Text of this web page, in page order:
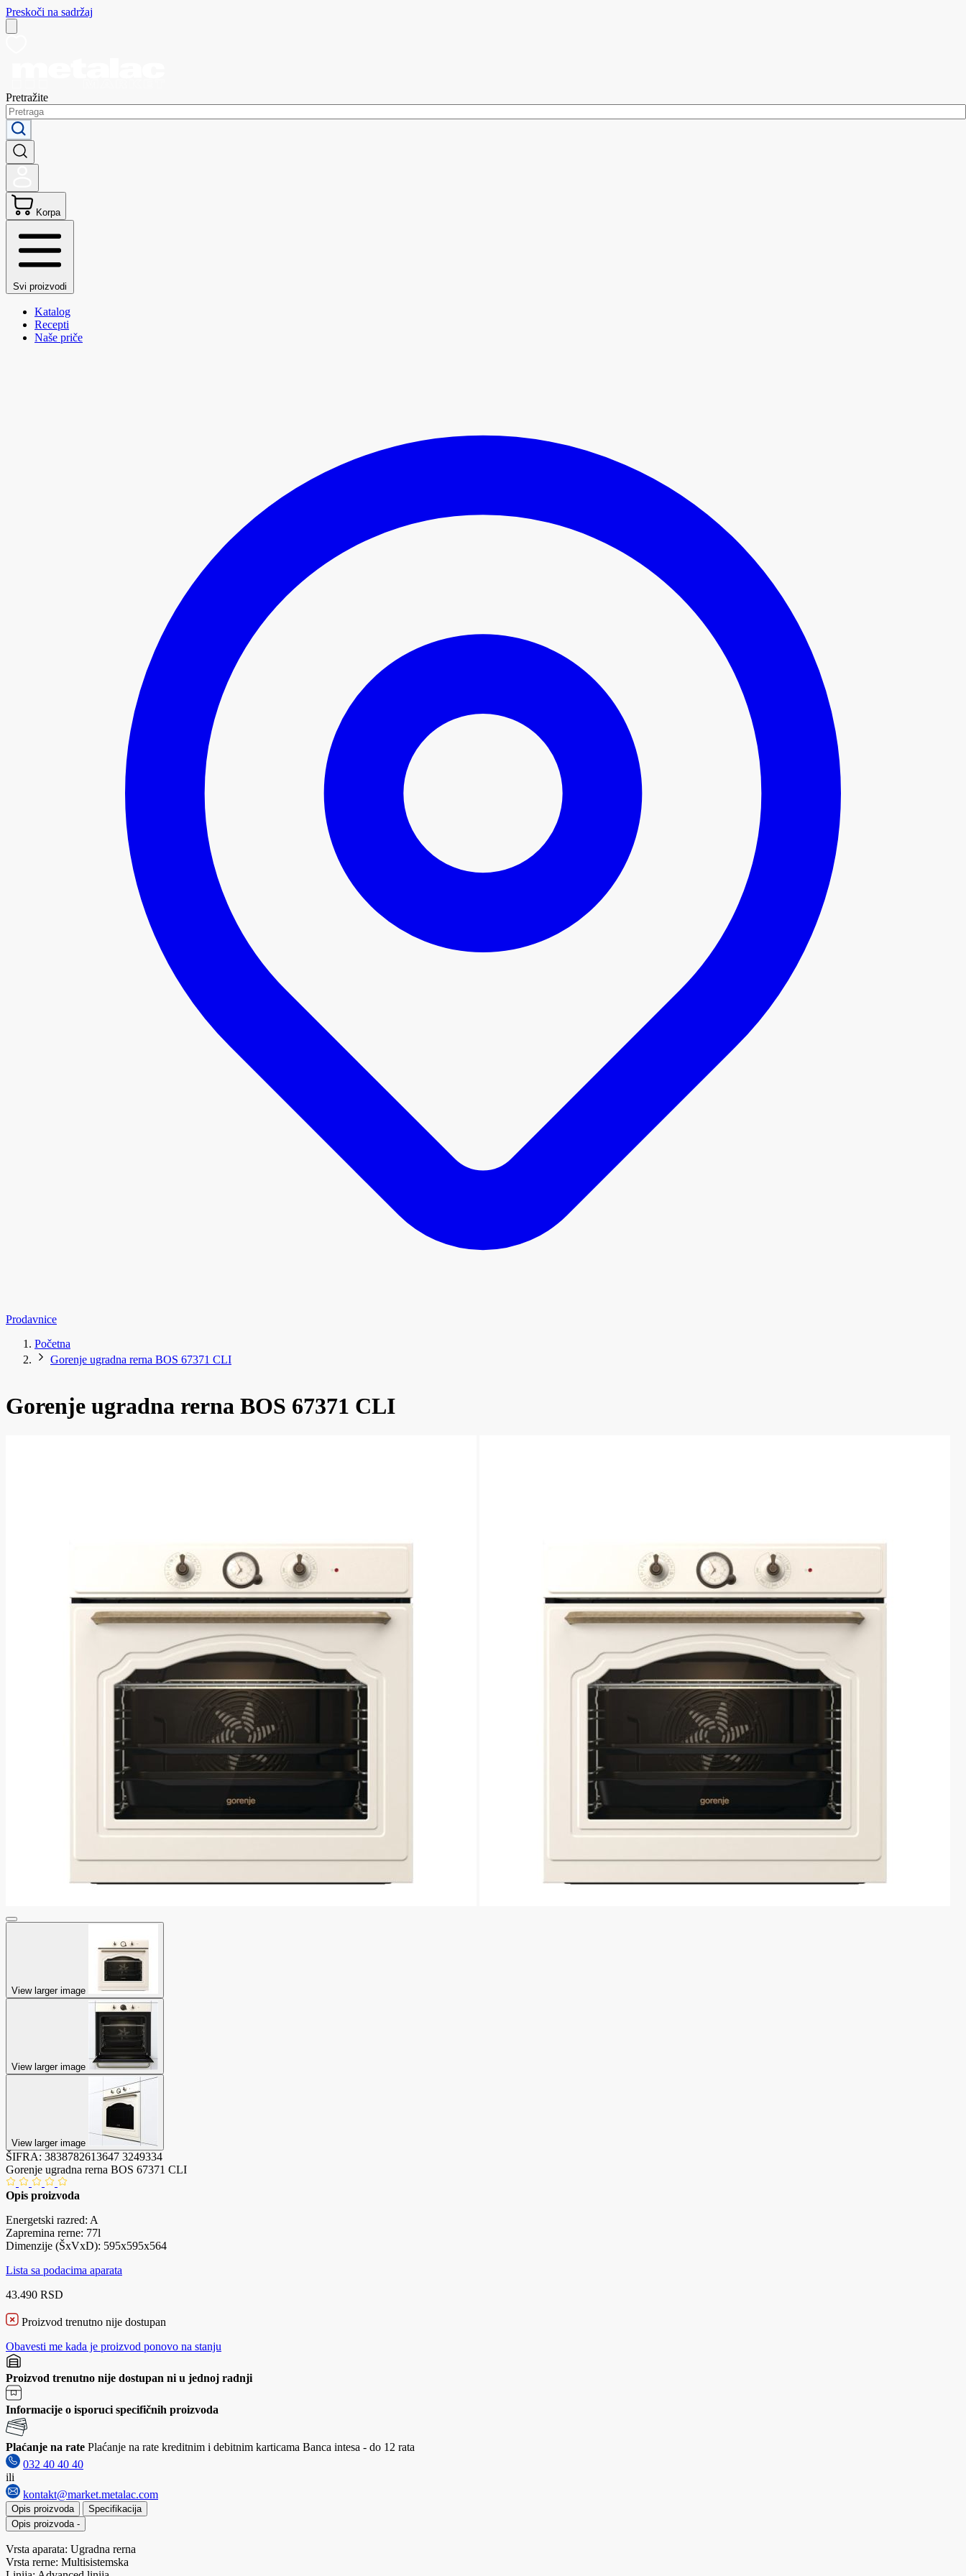
Preskoči na sadržaj
Pretražite
Korpa
Svi proizvodi
Katalog
Recepti
Naše priče
Prodavnice
Početna
Gorenje ugradna rerna BOS 67371 CLI
Gorenje ugradna rerna BOS 67371 CLI
View larger image
View larger image
View larger image
ŠIFRA: 3838782613647 3249334
Gorenje ugradna rerna BOS 67371 CLI
Opis proizvoda
Energetski razred: A
Zapremina rerne: 77l
Dimenzije (ŠxVxD): 595x595x564
Lista sa podacima aparata
43.490 RSD
Proizvod trenutno nije dostupan
Obavesti me kada je proizvod ponovo na stanju
Proizvod trenutno nije dostupan ni u jednoj radnji
Informacije o isporuci specifičnih proizvoda
Plaćanje na rate Plaćanje na rate kreditnim i debitnim karticama Banca intesa - do 12 rata
032 40 40 40
ili
kontakt@market.metalac.com
Opis proizvoda
Specifikacija
Opis proizvoda -
Vrsta aparata: Ugradna rerna
Vrsta rerne: Multisistemska